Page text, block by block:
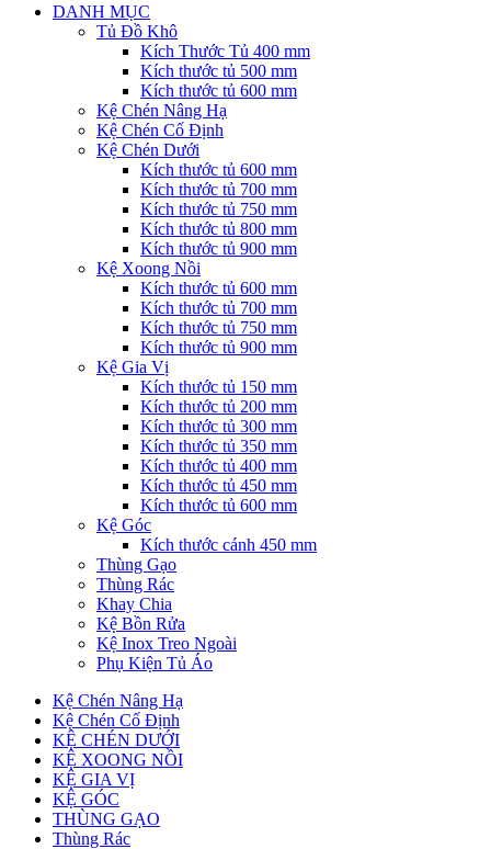
DANH MỤC
Tủ Đồ Khô
Kích Thước Tủ 400 mm
Kích thước tủ 500 mm
Kích thước tủ 600 mm
Kệ Chén Nâng Hạ
Kệ Chén Cố Định
Kệ Chén Dưới
Kích thước tủ 600 mm
Kích thước tủ 700 mm
Kích thước tủ 750 mm
Kích thước tủ 800 mm
Kích thước tủ 900 mm
Kệ Xoong Nồi
Kích thước tủ 600 mm
Kích thước tủ 700 mm
Kích thước tủ 750 mm
Kích thước tủ 900 mm
Kệ Gia Vị
Kích thước tủ 150 mm
Kích thước tủ 200 mm
Kích thước tủ 300 mm
Kích thước tủ 350 mm
Kích thước tủ 400 mm
Kích thước tủ 450 mm
Kích thước tủ 600 mm
Kệ Góc
Kích thước cánh 450 mm
Thùng Gạo
Thùng Rác
Khay Chia
Kệ Bồn Rửa
Kệ Inox Treo Ngoài
Phụ Kiện Tủ Áo
Kệ Chén Nâng Hạ
Kệ Chén Cố Định
KỆ CHÉN DƯỚI
KỆ XOONG NỒI
KỆ GIA VỊ
KỆ GÓC
THÙNG GẠO
Thùng Rác